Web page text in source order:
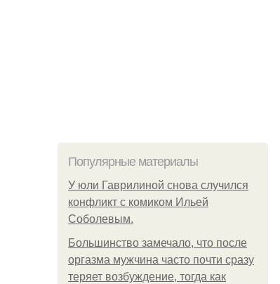
Популярные материалы
У юли Гаврилиной снова случился
конфликт с комиком Ильей
Соболевым.
Большинство замечало, что после
оргазма мужчина часто почти сразу
теряет возбуждение, тогда как